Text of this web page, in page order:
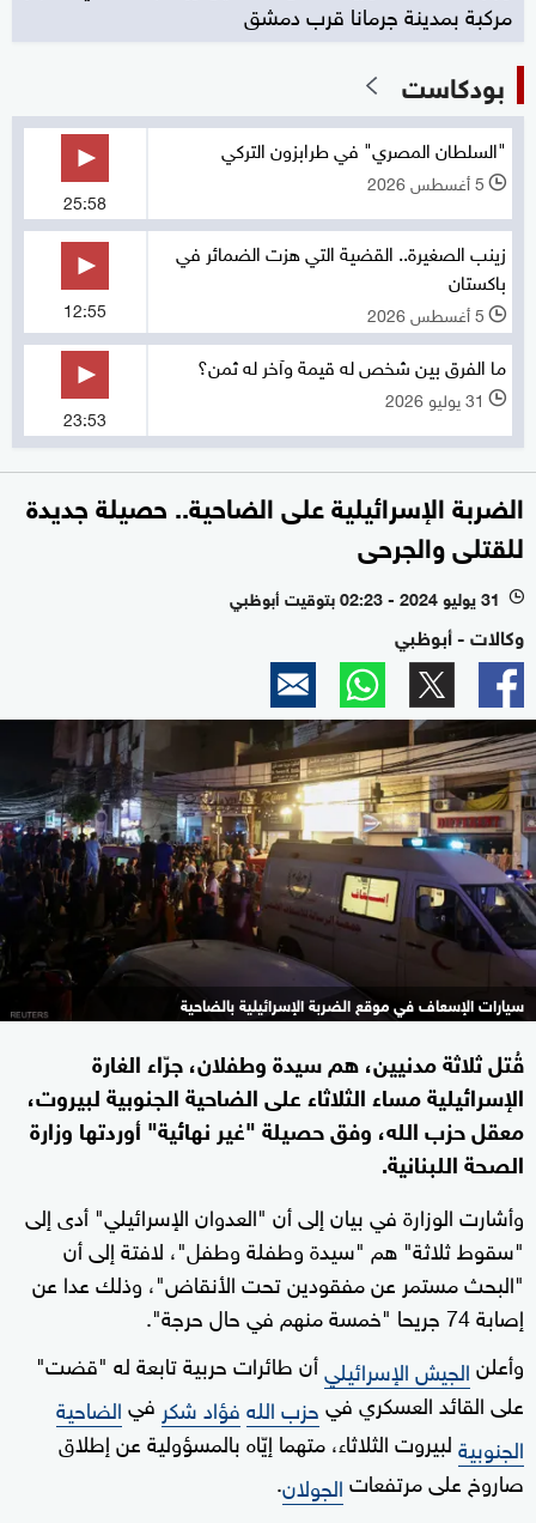
مركبة بمدينة جرمانا قرب دمشق
بودكاست
"السلطان المصري" في طرابزون التركي
l 5 أغسطس 2026
25:58
زينب الصغيرة.. القضية التي هزت الضمائر في
باكستان
l 5 أغسطس 2026 12:55
ما الفرق بين شخص له قيمة وآخر له ثمن؟
l 31 يوليو 2026
23:53
الضربة الإسرائيلية على الضاحية.. حصيلة جديدة
للقتلى والجرحى
l 31 يوليو 2024 - 02:23 بتوقيت أبوظبي
وكالات - أبوظبي
سيارات الإسعاف في موقع الضربة الإسرائيلية بالضاحية
قُتل ثلاثة مدنيين، هم سيدة وطفلان، جرّاء الغارة
الإسرائيلية مساء الثلاثاء على الضاحية الجنوبية لبيروت،
معقل حزب الله، وفق حصيلة "غير نهائية" أوردتها وزارة
الصحة اللبنانية.
وأشارت الوزارة في بيان إلى أن "العدوان الإسرائيلي" أدى إلى
"سقوط ثلاثة" هم "سيدة وطفلة وطفل"، لافتة إلى أن
"البحث مستمر عن مفقودين تحت الأنقاض"، وذلك عدا عن
إصابة 74 جريحا "خمسة منهم في حال حرجة".
وأعلنالجيش الإسرائيليأن طائرات حربية تابعة له "قضت"
على القائد العسكري فيحزب اللهفؤاد شكر فيالضاحية
الجنوبيةلبيروت الثلاثاء، متهما إيّاه بالمسؤولية عن إطلاق
صاروخ على مرتفعاتالجولان.